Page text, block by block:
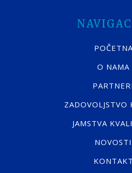
O NAMA
PARTNERI
ZADOVOLJSTVO
JAMSTVA
NOVOSTI
KONTAKT